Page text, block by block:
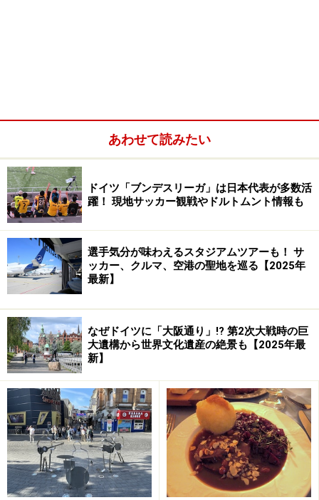
あわせて読みたい
ドイツ「ブンデスリーガ」は日本代表が多数活
躍！ 現地サッカー観戦やドルトムント情報も
選手気分が味わえるスタジアムツアーも！ サ
ッカー、クルマ、空港の聖地を巡る【2025年
最新】
なぜドイツに「大阪通り」!? 第2次大戦時の巨
大遺構から世界文化遺産の絶景も【2025年最
新】